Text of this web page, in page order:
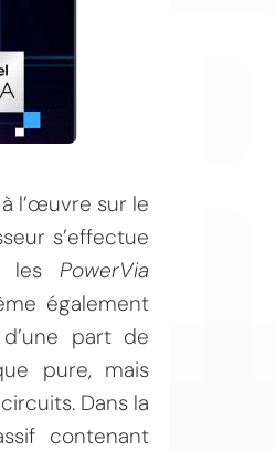
l’œuvre sur le
s’effectue
les PowerVia
également
part de
pure, mais
Dans la
contenant